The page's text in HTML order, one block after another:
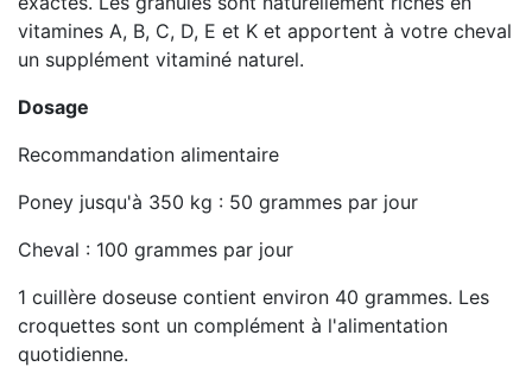
vitamines A, B, C, D, E et K et apportent à votre cheval
un supplément vitaminé naturel.
Dosage
Recommandation alimentaire
Poney jusqu'à 350 kg : 50 grammes par jour
Cheval : 100 grammes par jour
1 cuillère doseuse contient environ 40 grammes. Les
croquettes sont un complément à l'alimentation
quotidienne.